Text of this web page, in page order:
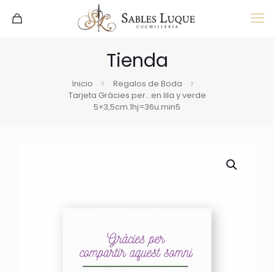
Tienda
Inicio
Regalos de Boda
Tarjeta Gràcies per…en lila y verde
5×3,5cm.1hj=36u.min5